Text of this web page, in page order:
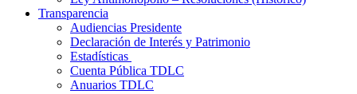
Transparencia
Audiencias Presidente
Declaración de Interés y Patrimonio
Estadísticas
Cuenta Pública TDLC
Anuarios TDLC